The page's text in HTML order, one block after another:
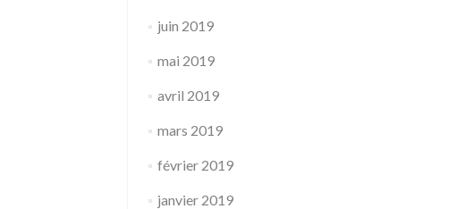
juin 2019
mai 2019
avril 2019
mars 2019
février 2019
janvier 2019